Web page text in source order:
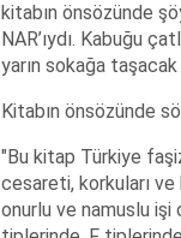
kitabın önsözünde
NAR’ıydı. Kabuğu
yarın sokağa
Kitabın önsözünde
"Bu kitap Türkiye
cesareti, korkuları ve
onurlu ve namuslu işi